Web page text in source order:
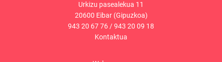
Urkizu pasealekua 11
20600 Eibar (Gipuzkoa)
943 20 67 76/943 20 09 18
Kontaktua